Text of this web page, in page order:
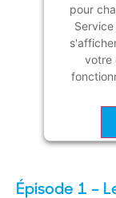
pour
votre
Épisode 1 –